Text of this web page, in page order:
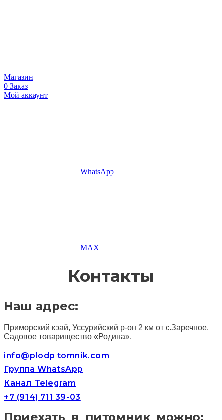
Магазин
0 Заказ
Мой аккаунт
WhatsApp
MAX
Контакты
Наш адрес:
Приморский край, Уссурийский р-он 2 км от с.Заречное.
Садовое товарищество «Родина».
info@plodpitomnik.com
Группа WhatsApp
Канал Telegram
+7 (914) 711 39-03
Приехать в питомник можно: